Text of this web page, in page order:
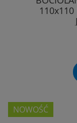
110x110
NOWOŚĆ